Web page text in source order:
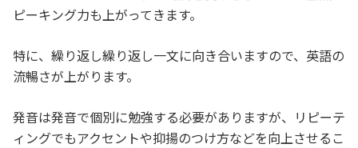
ピーキング力も上がってきます。
特に、繰り返し繰り返し一文に向き合いますので、英語の
流暢さが上がります。
発音は発音で個別に勉強する必要がありますが、リピーテ
ィングでもアクセントや抑揚のつけ方などを向上させるこ